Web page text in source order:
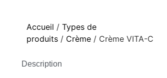
Accueil / Types de
produits / Crème / Crème VITA-C
Description